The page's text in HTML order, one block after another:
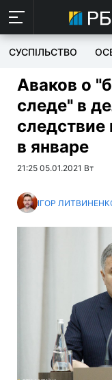
СУСПІЛЬСТВО
Аваков о
следе" в
следствие
в январе
21:25 05.01.2021 Вт
ІГОР